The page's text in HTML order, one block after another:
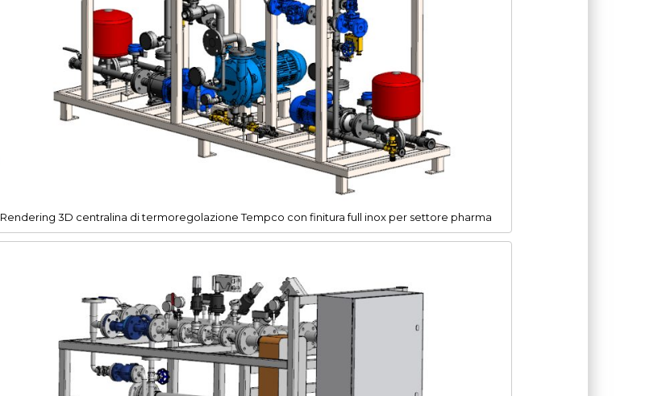
Rendering 3D centralina di termoregolazione Tempco con finitura full inox per settore pharma